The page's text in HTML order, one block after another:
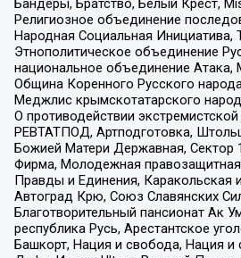
Бандеры, Братство, Белый Крест,
Религиозное объединение
Народная Социальная Инициатива,
Этнополитическое объединение
национальное объединение
Община Коренного Русского
Меджлис крымскотатарского
О противодействии экстремистской
РЕВТАТПОД, Артподготовка,
Божией Матери Державная, Сектор
Фирма, Молодежная
Правды и Единения, Каракольская
Автоград Крю, Союз Славянских
Благотворительный пансионат Ак
республика Русь, Арестантское
Башкорт, Нация и свобода, Нация и